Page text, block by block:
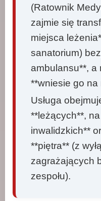
(Ratownik
zajmie się
miejsca
sanatorium)
ambulansu**, a
**wniesie go
Usługa
**leżących**,
inwalidzkich**
**piętra** (z
zagrażających
zespołu).